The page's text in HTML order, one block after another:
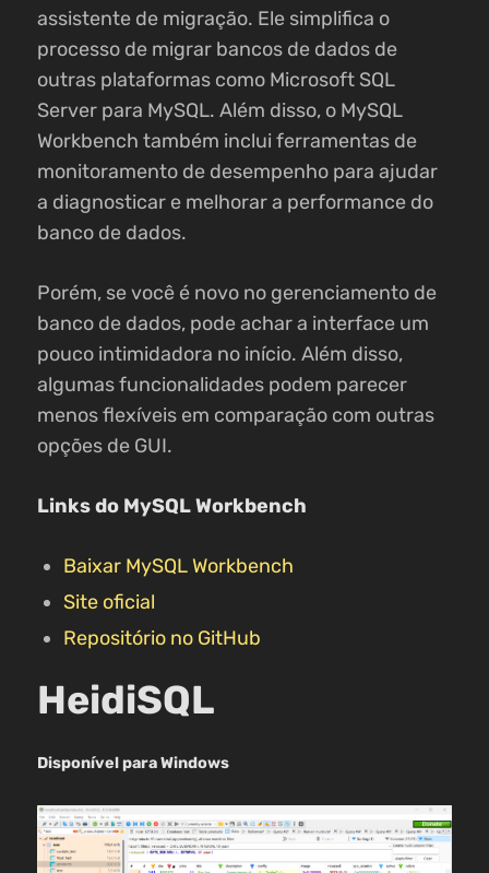
assistente de migração. Ele simplifica o
processo de migrar bancos de dados de
outras plataformas como Microsoft SQL
Server para MySQL. Além disso, o MySQL
Workbench também inclui ferramentas de
monitoramento de desempenho para ajudar
a diagnosticar e melhorar a performance do
banco de dados.
Porém, se você é novo no gerenciamento de
banco de dados, pode achar a interface um
pouco intimidadora no início. Além disso,
algumas funcionalidades podem parecer
menos flexíveis em comparação com outras
opções de GUI.
Links do MySQL Workbench
Baixar MySQL Workbench
Site oficial
Repositório no GitHub
HeidiSQL
Disponível para Windows